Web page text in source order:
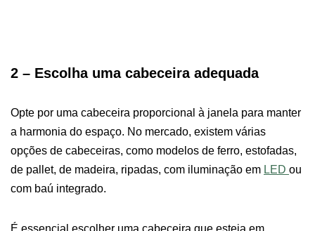
2 – Escolha uma cabeceira adequada
Opte por uma cabeceira proporcional à janela para manter
a harmonia do espaço. No mercado, existem várias
opções de cabeceiras, como modelos de ferro, estofadas,
de pallet, de madeira, ripadas, com iluminação em LED ou
com baú integrado.
É essencial escolher uma cabeceira que esteja em